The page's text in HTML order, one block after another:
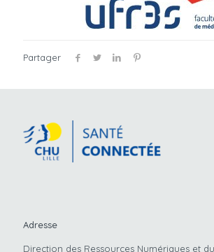
Partager
Adresse
Direction des Ressources Numériques et